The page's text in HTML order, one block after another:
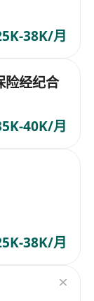
38K/月
经纪合
40K/月
38K/月